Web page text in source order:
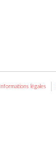
Informations légales